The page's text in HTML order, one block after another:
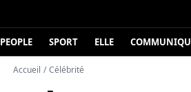
PEOPLE SPORT ELLE
Accueil / Célébrité